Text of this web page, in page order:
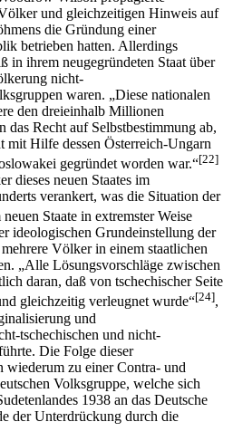
und gleichzeitigen Hinweis auf
die Gründung einer
betrieben hatten. Allerdings
in ihrem neugegründeten Staat über
nicht-
waren. „Diese nationalen
den dreieinhalb Millionen
das Recht auf Selbstbestimmung ab,
mit Hilfe dessen Österreich-Ungarn
gegründet worden war.“[22]
dieses neuen Staates im
verankert, was die Situation der
Staate in extremster Weise
ideologischen Grundeinstellung der
Völker in einem staatlichen
„Alle Lösungsvorschläge zwischen
daran, daß von tschechischer Seite
gleichzeitig verleugnet wurde“[24],
und
tschechischen und nicht-
Die Folge dieser
wiederum zu einer Contra- und
Volksgruppe, welche sich
1938 an das Deutsche
der Unterdrückung durch die